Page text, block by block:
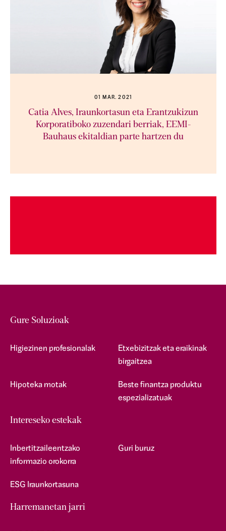
01 MAR. 2021
Catia Alves, Iraunkortasun eta Erantzukizun
Korporatiboko zuzendari berriak, EEMI-
Bauhaus ekitaldian parte hartzen du
Gure Soluzioak
Higiezinen profesionalak
Etxebizitzak eta eraikinak
birgaitzea
Hipoteka motak
Beste finantza produktu
espezializatuak
Intereseko estekak
Inbertitzaileentzako
informazio orokorra
Guri buruz
ESG Iraunkortasuna
Harremanetan jarri